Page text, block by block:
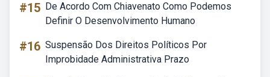
#15 De Acordo Com Chiavenato Como Podemos
Definir O Desenvolvimento Humano
#16 Suspensão Dos Direitos Políticos Por
Improbidade Administrativa Prazo